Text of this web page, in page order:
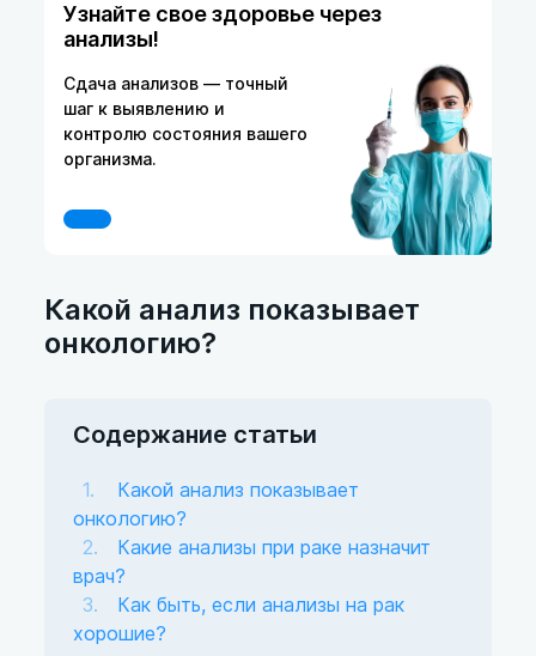
Узнайте свое здоровье через
анализы!
Сдача анализов — точный
шаг к выявлению и
контролю состояния вашего
организма.
Какой анализ показывает
онкологию?
Содержание статьи
Какой анализ показывает
онкологию?
Какие анализы при раке назначит
врач?
Как быть, если анализы на рак
хорошие?